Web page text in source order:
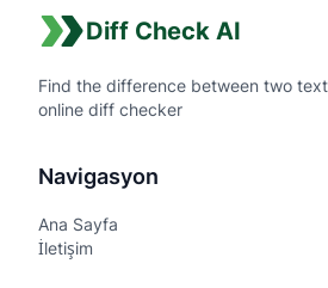
Diff Check AI
Find the difference between two
online diff checker
Navigasyon
Ana Sayfa
İletişim